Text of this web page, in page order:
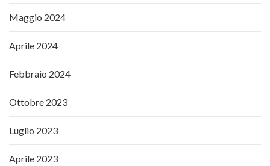
Maggio 2024
Aprile 2024
Febbraio 2024
Ottobre 2023
Luglio 2023
Aprile 2023